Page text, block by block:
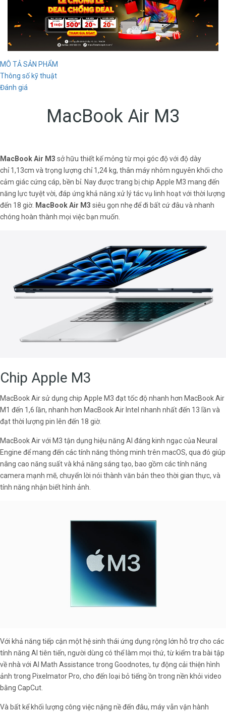
MÔ TẢ SẢN PHẨM
Thông số kỹ thuật
Đánh giá
MacBook Air M3
MacBook Air M3 sở hữu thiết kế mỏng từ mọi góc độ với độ dày
chỉ 1,13cm và trọng lượng chỉ 1,24 kg, thân máy nhôm nguyên khối cho
cảm giác cứng cáp, bền bỉ. Nay được trang bị chip Apple M3 mang đến
năng lực tuyệt vời, đáp ứng khả năng xử lý tác vụ linh hoạt với thời lượng
đến 18 giờ. MacBook Air M3 siêu gọn nhẹ để đi bất cứ đâu và nhanh
chóng hoàn thành mọi việc bạn muốn.
Chip Apple M3
MacBook Air sử dụng chip Apple M3 đạt tốc độ nhanh hơn MacBook Air
M1 đến 1,6 lần, nhanh hơn MacBook Air Intel nhanh nhất đến 13 lần và
đạt thời lượng pin lên đến 18 giờ.
MacBook Air với M3 tận dụng hiệu năng AI đáng kinh ngạc của Neural
Engine để mang đến các tính năng thông minh trên macOS, qua đó giúp
nâng cao năng suất và khả năng sáng tạo, bao gồm các tính năng
camera mạnh mẽ, chuyển lời nói thành văn bản theo thời gian thực, và
tính năng nhận biết hình ảnh.
Với khả năng tiếp cận một hệ sinh thái ứng dụng rộng lớn hỗ trợ cho các
tính năng AI tiên tiến, người dùng có thể làm mọi thứ, từ kiểm tra bài tập
về nhà với AI Math Assistance trong Goodnotes, tự động cải thiện hình
ảnh trong Pixelmator Pro, cho đến loại bỏ tiếng ồn trong nền khỏi video
bằng CapCut.
Và bất kể khối lượng công việc nặng nề đến đâu, máy vẫn vận hành